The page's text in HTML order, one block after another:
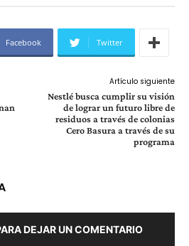
Facebook Twitter
Artículo siguiente
Nestlé busca cumplir su visión
de lograr un futuro libre de
residuos a través de colonias
Cero Basura a través de su
programa
DEJAR UN COMENTARIO